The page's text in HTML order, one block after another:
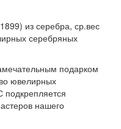
из серебра, ср.вес
серебряных
подарком
ювелирных
нашего